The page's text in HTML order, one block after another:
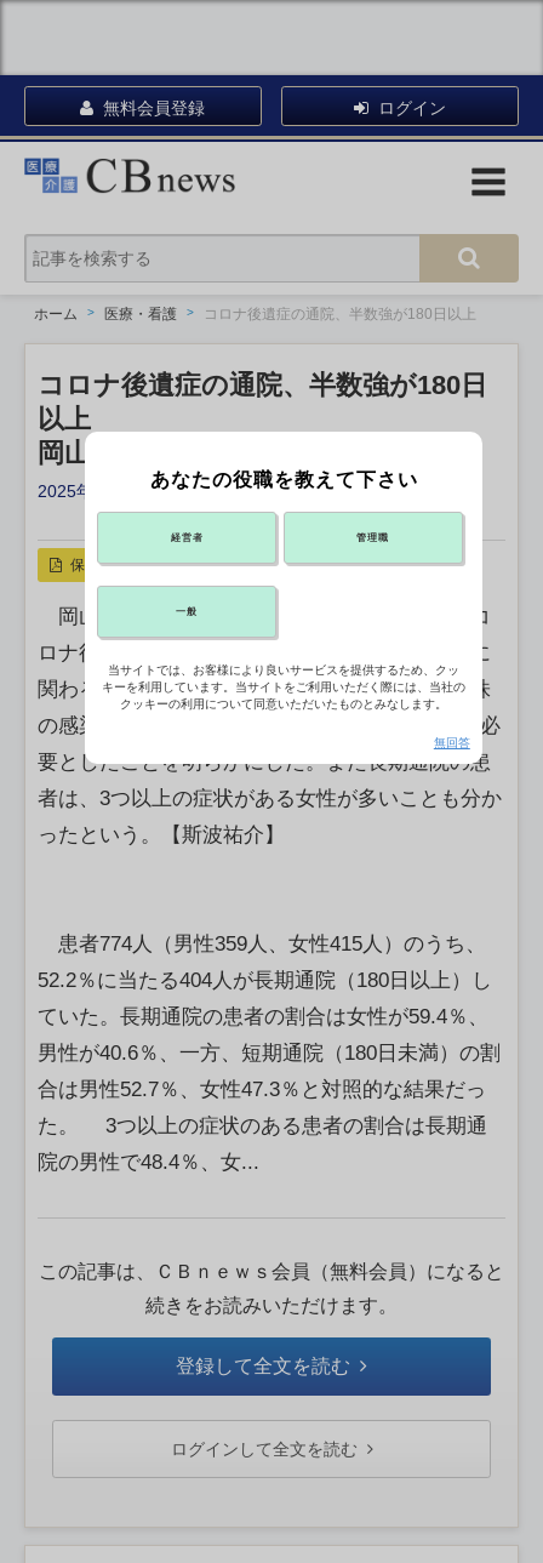
無料会員登録 ログイン
ホーム 医療・看護 コロナ後遺症の通院、半数強が180日以上
コロナ後遺症の通院、半数強が180日
以上
岡山大病院などの研究グループ
2025年08月04日 10:54
リンクをコピー X ポスト
保存
岡山大病院などの研究グループは、同病院のコ
ロナ後遺症外来の患者について、症状の長期化に
関わる臨床的な特徴の研究を行い、オミクロン株
の感染者52.2％が、初診から180日以上の通院を必
要としたことを明らかにした。また長期通院の患
者は、3つ以上の症状がある女性が多いことも分か
ったという。【斯波祐介】
患者774人（男性359人、女性415人）のうち、
52.2％に当たる404人が長期通院（180日以上）し
ていた。長期通院の患者の割合は女性が59.4％、
男性が40.6％、一方、短期通院（180日未満）の割
合は男性52.7％、女性47.3％と対照的な結果だっ
た。 3つ以上の症状のある患者の割合は長期通
院の男性で48.4％、女...
この記事は、ＣＢｎｅｗｓ会員（無料会員）になると
続きをお読みいただけます。
登録して全文を読む
ログインして全文を読む
あなたの役職を教えて下さい
経営者 管理職
一般
当サイトでは、お客様により良いサービスを提供するため、クッ
キーを利用しています。当サイトをご利用いただく際には、当社の
クッキーの利用について同意いただいたものとみなします。
無回答